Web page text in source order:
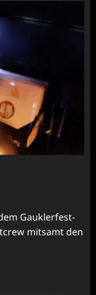
Gauklerfest-
mitsamt den